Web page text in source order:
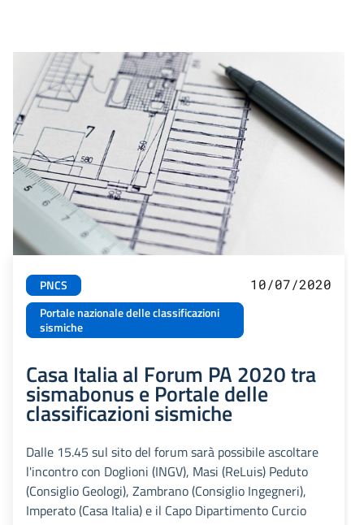
PNCS
Portale nazionale delle classificazioni
sismiche
10/07/2020
Casa Italia al Forum PA 2020 tra
sismabonus e Portale delle
classificazioni sismiche
Dalle 15.45 sul sito del forum sarà possibile ascoltare
l'incontro con Doglioni (INGV), Masi (ReLuis) Peduto
(Consiglio Geologi), Zambrano (Consiglio Ingegneri),
Imperato (Casa Italia) e il Capo Dipartimento Curcio